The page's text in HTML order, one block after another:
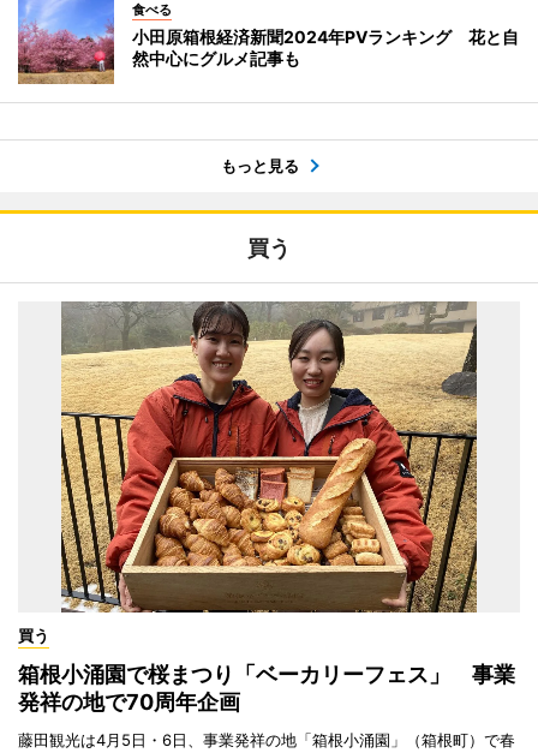
食べる
小田原箱根経済新聞2024年PVランキング 花と自
然中心にグルメ記事も
もっと見る
買う
買う
箱根小涌園で桜まつり「ベーカリーフェス」 事業
発祥の地で70周年企画
藤田観光は4月5日・6日、事業発祥の地「箱根小涌園」（箱根町）で春